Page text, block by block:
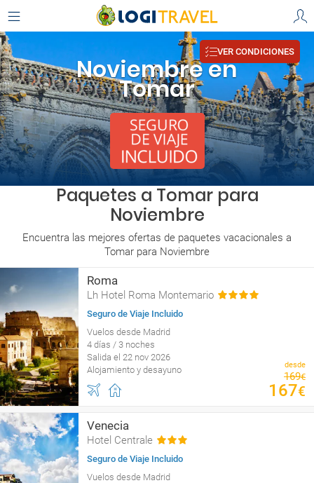
Noviembre en
Tomar
VER CONDICIONES
Paquetes a Tomar para
Noviembre
Encuentra las mejores ofertas de paquetes vacacionales a
Tomar para Noviembre
Roma
Lh Hotel Roma Montemario
Seguro de Viaje Incluido
Vuelos desde Madrid
4 días / 3 noches
Salida el 22 nov 2026
Alojamiento y desayuno
desde
169€
167€
Venecia
Hotel Centrale
Seguro de Viaje Incluido
Vuelos desde Madrid